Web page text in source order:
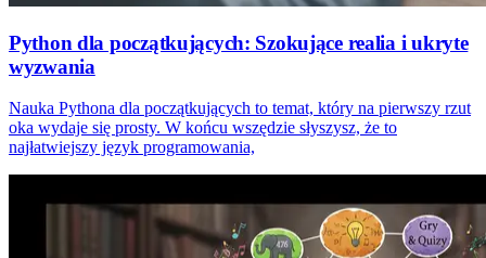
Python dla początkujących: Szokujące realia i ukryte
wyzwania
Nauka Pythona dla początkujących to temat, który na pierwszy rzut
oka wydaje się prosty. W końcu wszędzie słyszysz, że to
najłatwiejszy język programowania,